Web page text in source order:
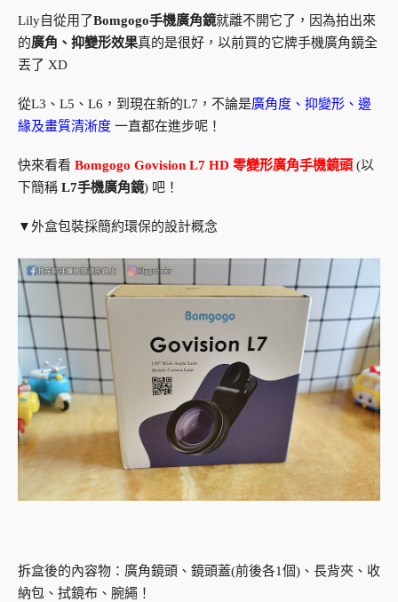
Lily自從用了Bomgogo手機廣角鏡就離不開它了，因為拍出來
的廣角、抑變形效果真的是很好，以前買的它牌手機廣角鏡全
丟了 XD
從L3、L5、L6，到現在新的L7，不論是廣角度、抑變形、邊
緣及畫質清淅度 一直都在進步呢！
快來看看 Bomgogo Govision L7 HD 零變形廣角手機鏡頭 (以
下簡稱 L7手機廣角鏡) 吧！
▼外盒包裝採簡約環保的設計概念
拆盒後的內容物：廣角鏡頭、鏡頭蓋(前後各1個)、長背夾、收
納包、拭鏡布、腕繩！